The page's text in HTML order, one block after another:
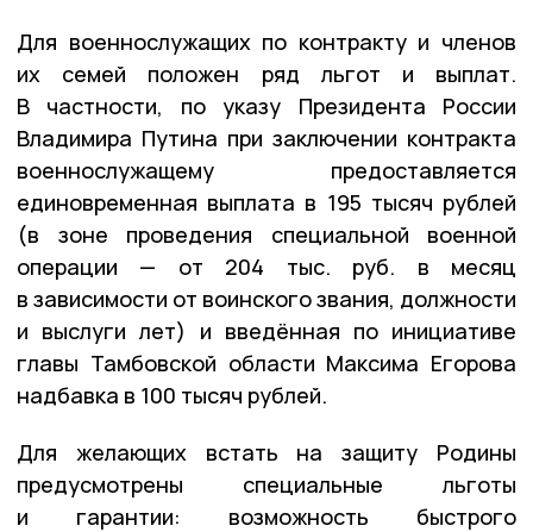
Для военнослужащих по контракту и членов
их семей положен ряд льгот и выплат.
В частности, по указу Президента России
Владимира Путина при заключении контракта
военнослужащему предоставляется
единовременная выплата в 195 тысяч рублей
(в зоне проведения специальной военной
операции — от 204 тыс. руб. в месяц
в зависимости от воинского звания, должности
и выслуги лет) и введённая по инициативе
главы Тамбовской области Максима Егорова
надбавка в 100 тысяч рублей.
Для желающих встать на защиту Родины
предусмотрены специальные льготы
и гарантии: возможность быстрого